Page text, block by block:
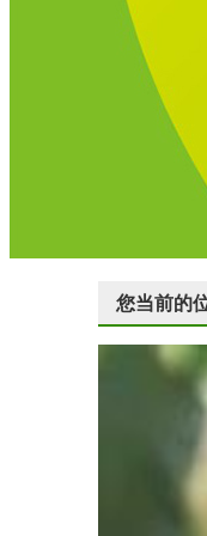
您当前的